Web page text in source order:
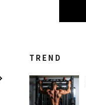
創によって加速する NOR
QAIN JAPAN 特別座談会
TREND